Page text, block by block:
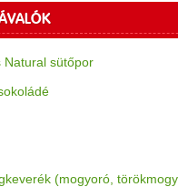
Natural sütőpor
(mogyoró,